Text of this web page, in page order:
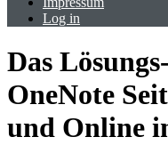
Log in
Das
OneNote
und Online